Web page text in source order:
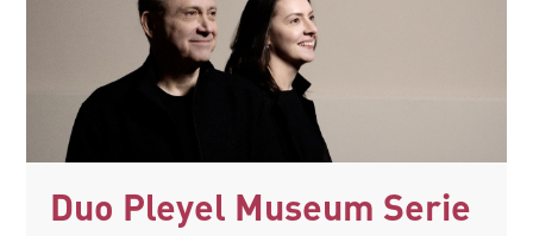
Duo Pleyel Museum Serie